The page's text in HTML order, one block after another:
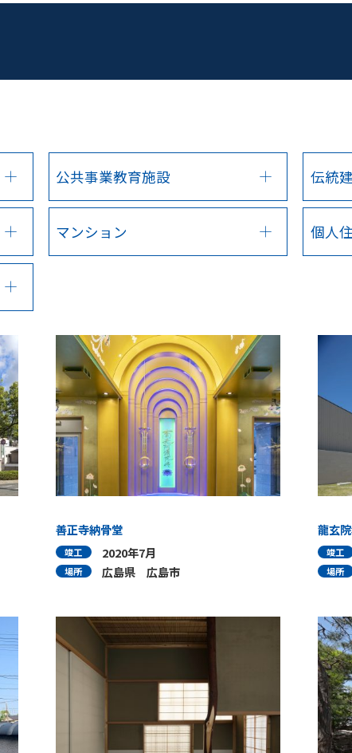
公共事業教育施設 伝統
マンション 個人
善正寺納骨堂
竣工 2020年7月
場所 広島県 広島市
龍玄
竣工
場所